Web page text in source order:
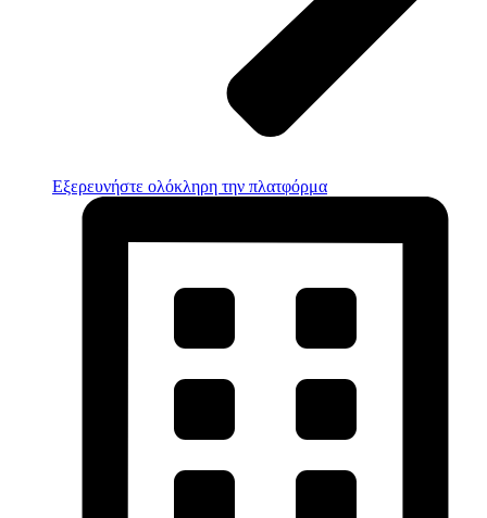
Εξερευνήστε ολόκληρη την πλατφόρμα